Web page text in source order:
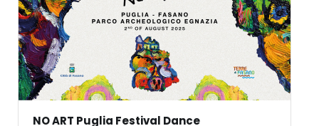
NO ART Puglia Festival Dance